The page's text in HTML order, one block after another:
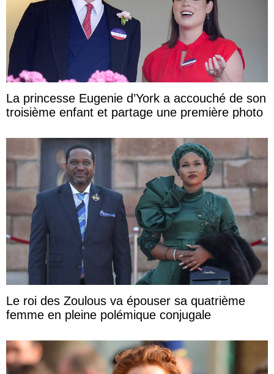
La princesse Eugenie d’York a accouché de son
troisième enfant et partage une première photo
Le roi des Zoulous va épouser sa quatrième
femme en pleine polémique conjugale